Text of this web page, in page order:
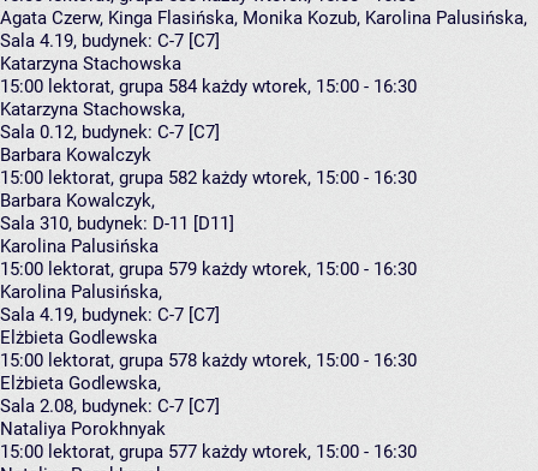
Agata Czerw, Kinga Flasińska, Monika Kozub, Karolina Palusińska,
Sala 4.19, budynek: C-7 [C7]
Katarzyna Stachowska
15:00 lektorat, grupa 584 każdy wtorek, 15:00 - 16:30
Katarzyna Stachowska,
Sala 0.12, budynek: C-7 [C7]
Barbara Kowalczyk
15:00 lektorat, grupa 582 każdy wtorek, 15:00 - 16:30
Barbara Kowalczyk,
Sala 310, budynek: D-11 [D11]
Karolina Palusińska
15:00 lektorat, grupa 579 każdy wtorek, 15:00 - 16:30
Karolina Palusińska,
Sala 4.19, budynek: C-7 [C7]
Elżbieta Godlewska
15:00 lektorat, grupa 578 każdy wtorek, 15:00 - 16:30
Elżbieta Godlewska,
Sala 2.08, budynek: C-7 [C7]
Nataliya Porokhnyak
15:00 lektorat, grupa 577 każdy wtorek, 15:00 - 16:30